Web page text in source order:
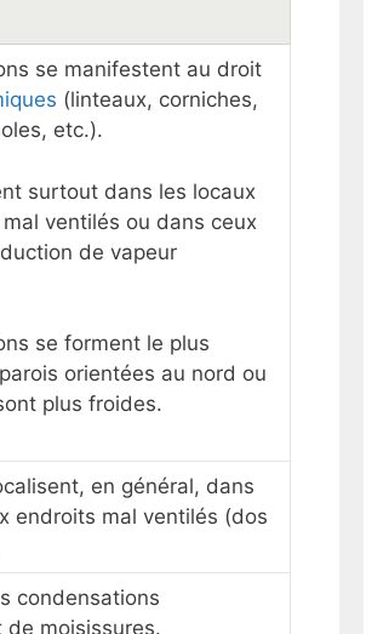
se manifestent au droit
(linteaux, corniches,
etc.).
surtout dans les locaux
ventilés ou dans ceux
de vapeur
se forment le plus
orientées au nord ou
plus froides.
en général, dans
endroits mal ventilés (dos
condensations
de moisissures.